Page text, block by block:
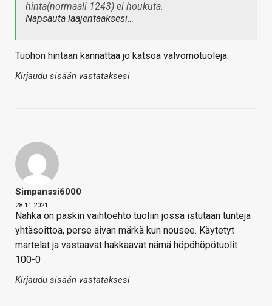
hinta(normaali 1243) ei houkuta.
Napsauta laajentaaksesi…
Tuohon hintaan kannattaa jo katsoa valvomotuoleja.
Kirjaudu sisään vastataksesi
Simpanssi6000
28.11.2021
Nahka on paskin vaihtoehto tuoliin jossa istutaan tunteja
yhtäsoittoa, perse aivan märkä kun nousee. Käytetyt
martelat ja vastaavat hakkaavat nämä höpöhöpötuolit
100-0
Kirjaudu sisään vastataksesi